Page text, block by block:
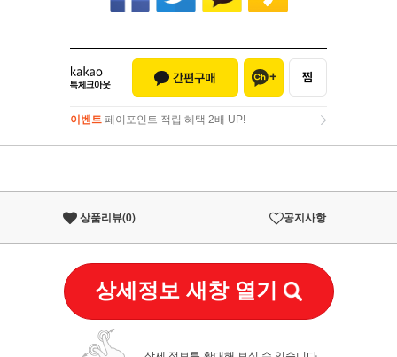
이벤트 페이포인트 적립 혜택 2배 UP!
이벤트페이포인트 적립 혜택 2배 UP!
상품리뷰(0) 공지사항
상세정보 새창 열기